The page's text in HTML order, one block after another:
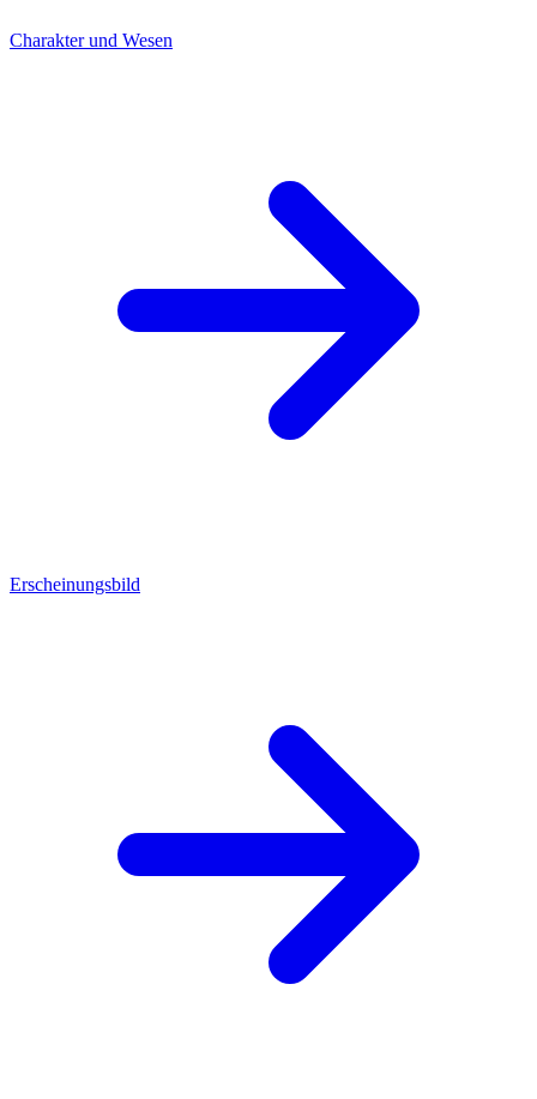
Charakter und Wesen
Erscheinungsbild